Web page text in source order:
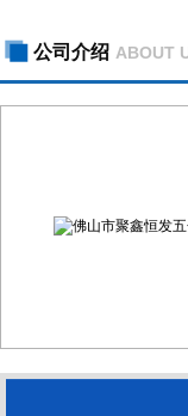
公司介绍 ABOUT